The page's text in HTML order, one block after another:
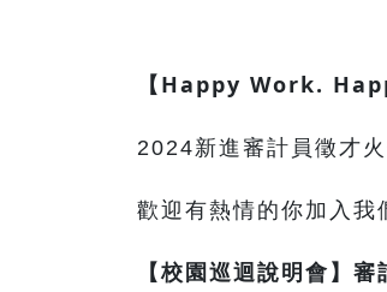
【Happy Work.
2024新進審計員徵才
歡迎有熱情的你加入我
【校園巡迴說明會】